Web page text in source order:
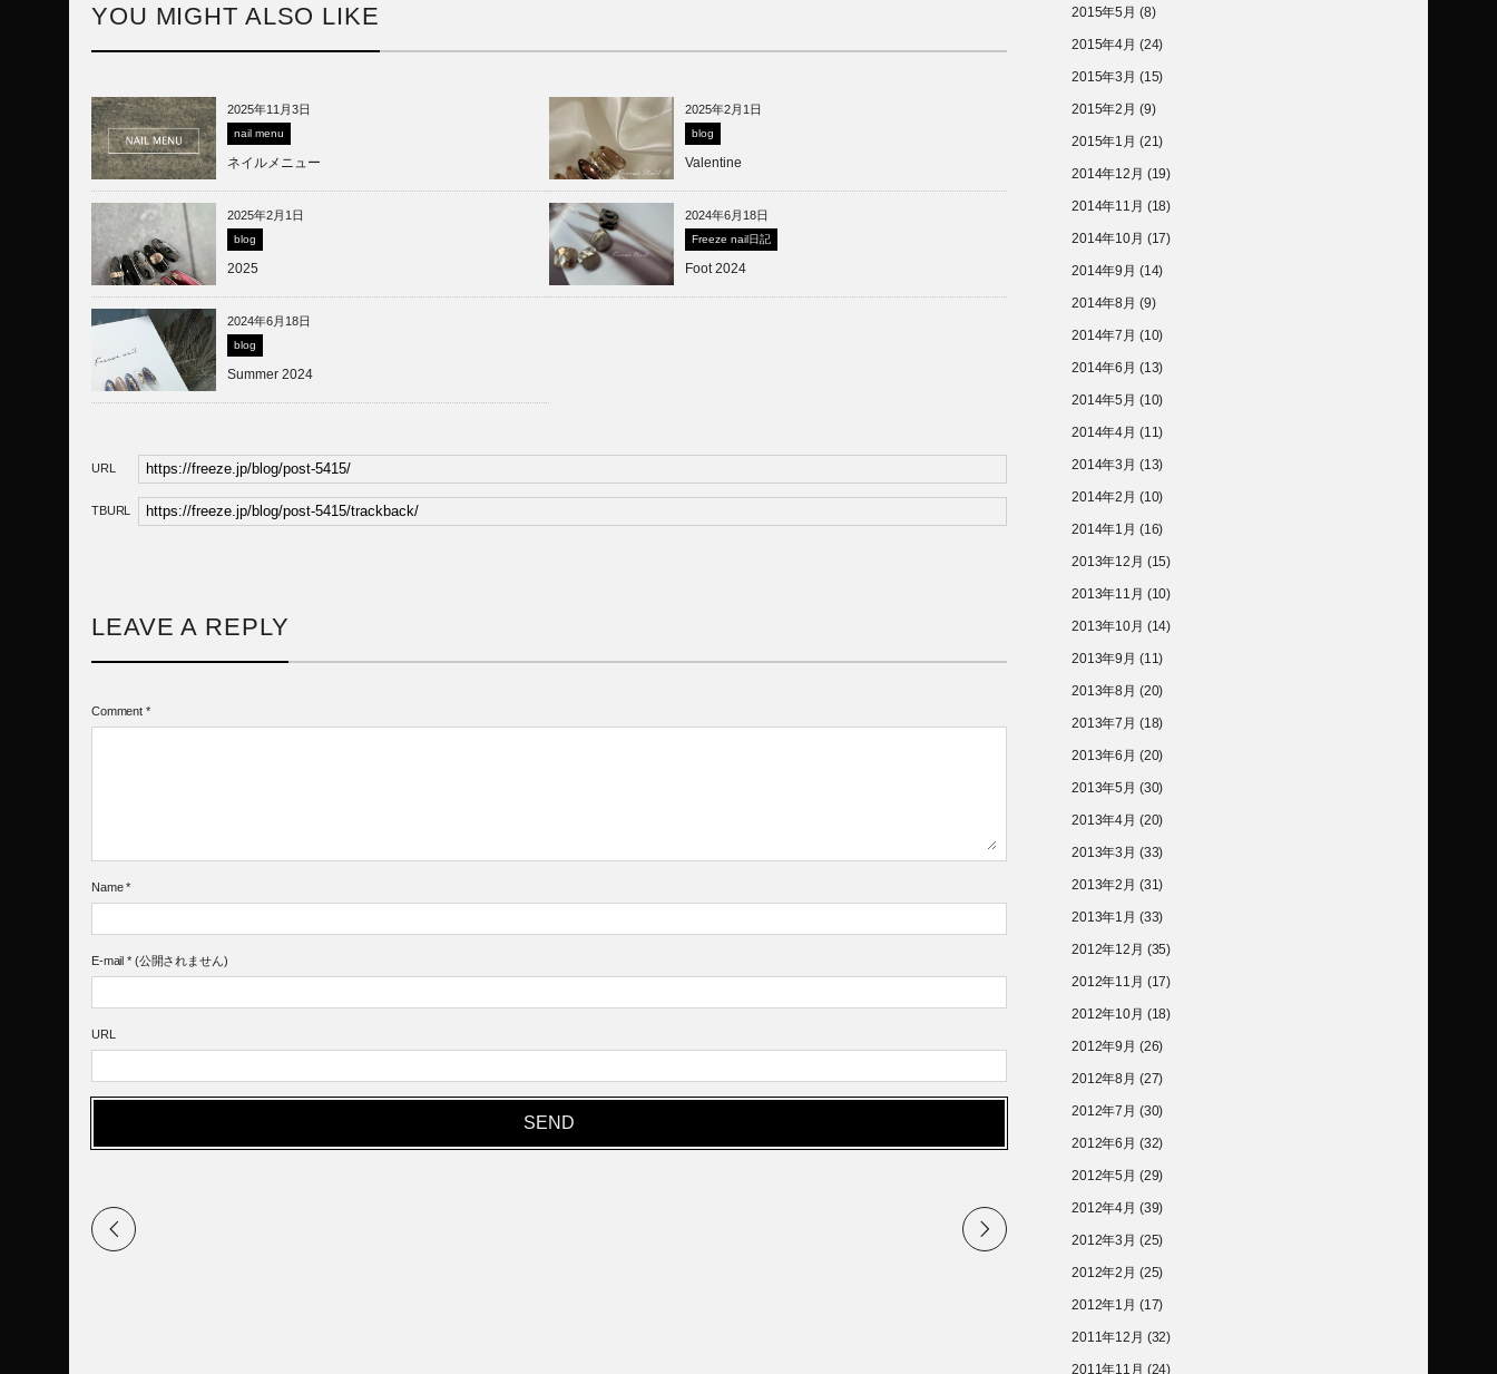
YOU MIGHT ALSO LIKE
2025年11月3日
nail menu
ネイルメニュー
2025年2月1日
blog
Valentine
2025年2月1日
blog
2025
2024年6月18日
Freeze nail日記
Foot 2024
2024年6月18日
blog
Summer 2024
URL
TBURL
LEAVE A REPLY
Comment *
Name *
E-mail *(公開されません)
URL
2015年5月 (8)
2015年4月 (24)
2015年3月 (15)
2015年2月 (9)
2015年1月 (21)
2014年12月 (19)
2014年11月 (18)
2014年10月 (17)
2014年9月 (14)
2014年8月 (9)
2014年7月 (10)
2014年6月 (13)
2014年5月 (10)
2014年4月 (11)
2014年3月 (13)
2014年2月 (10)
2014年1月 (16)
2013年12月 (15)
2013年11月 (10)
2013年10月 (14)
2013年9月 (11)
2013年8月 (20)
2013年7月 (18)
2013年6月 (20)
2013年5月 (30)
2013年4月 (20)
2013年3月 (33)
2013年2月 (31)
2013年1月 (33)
2012年12月 (35)
2012年11月 (17)
2012年10月 (18)
2012年9月 (26)
2012年8月 (27)
2012年7月 (30)
2012年6月 (32)
2012年5月 (29)
2012年4月 (39)
2012年3月 (25)
2012年2月 (25)
2012年1月 (17)
2011年12月 (32)
2011年11月 (24)